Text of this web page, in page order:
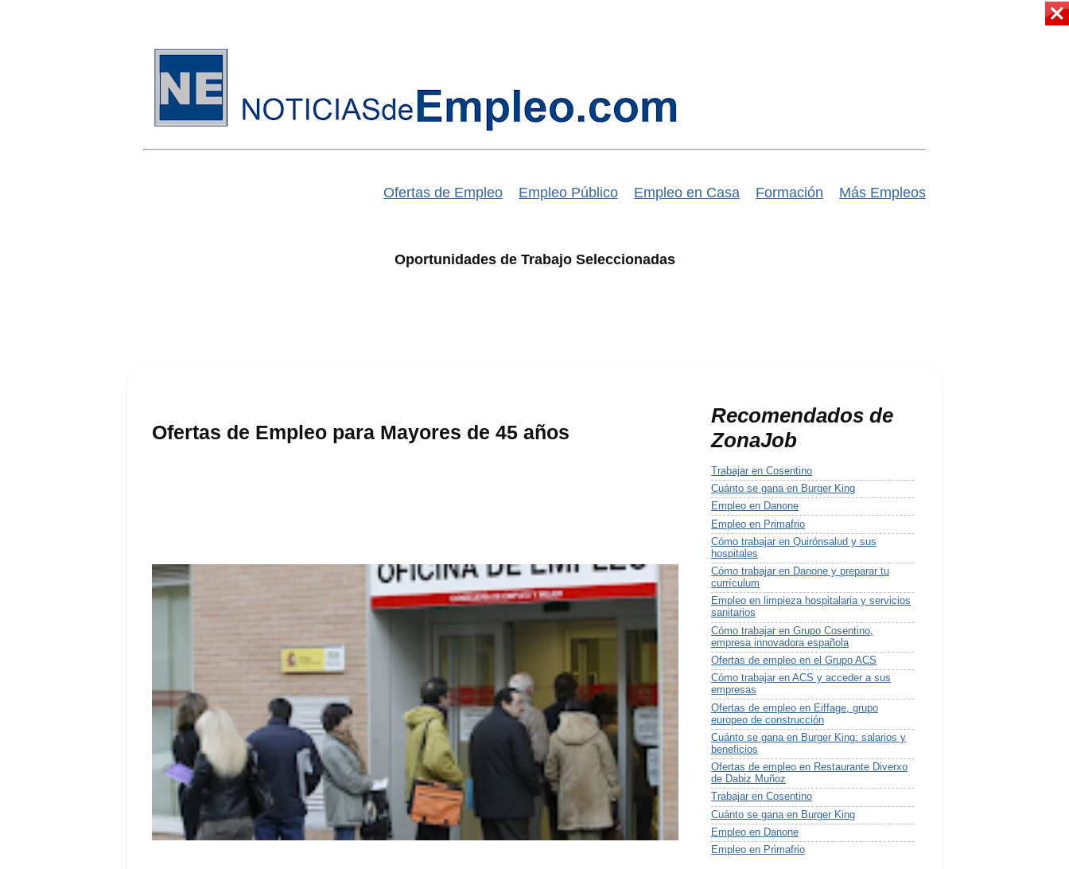
Ofertas de Empleo Empleo Público Empleo en Casa Formación Más Empleos
Oportunidades de Trabajo Seleccionadas
Ofertas de Empleo para Mayores de 45 años
Recomendados de
ZonaJob
Trabajar en Cosentino
Cuánto se gana en Burger King
Empleo en Danone
Empleo en Primafrio
Cómo trabajar en Quirónsalud y sus
hospitales
Cómo trabajar en Danone y preparar tu
currículum
Empleo en limpieza hospitalaria y servicios
sanitarios
Cómo trabajar en Grupo Cosentino,
empresa innovadora española
Ofertas de empleo en el Grupo ACS
Cómo trabajar en ACS y acceder a sus
empresas
Ofertas de empleo en Eiffage, grupo
europeo de construcción
Cuánto se gana en Burger King: salarios y
beneficios
Ofertas de empleo en Restaurante Diverxo
de Dabiz Muñoz
Trabajar en Cosentino
Cuánto se gana en Burger King
Empleo en Danone
Empleo en Primafrio